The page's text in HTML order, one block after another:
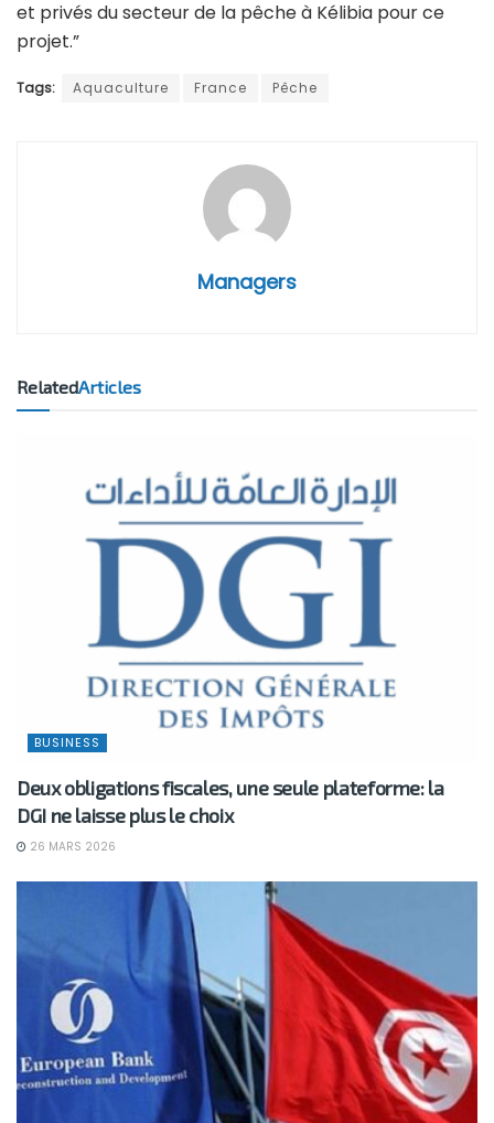
et privés du secteur de la pêche à Kélibia pour ce
projet.”
Tags: Aquaculture France Pêche
Managers
RelatedArticles
BUSINESS
Deux obligations fiscales, une seule plateforme: la
DGI ne laisse plus le choix
26 MARS 2026